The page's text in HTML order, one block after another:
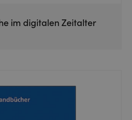
im digitalen Zeitalter